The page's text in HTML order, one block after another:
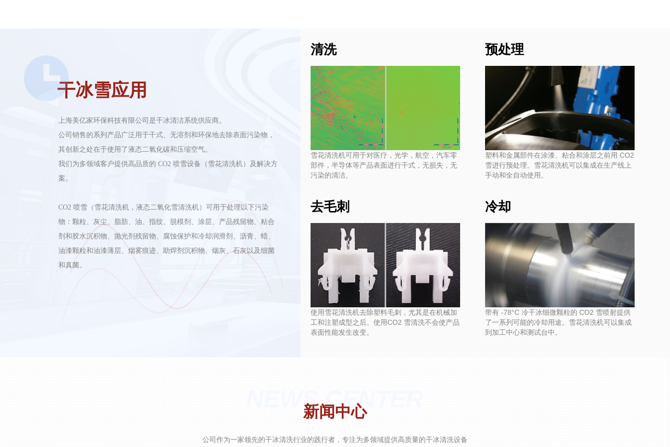
NEWS CENTER
公司作为一家领先的干冰清洗行业的践行者，专注为多领域提供高质量的干冰清洗设备
新闻中心
上海美亿家环保科技有限公司是干冰清洁系统供应商。
公司销售的系列产品广泛用于干式、无溶剂和环保地去除表面污染物，
其创新之处在于使用了液态二氧化碳和压缩空气。
我们为多领域客户提供高品质的 CO2 喷雪设备（雪花清洗机）及解决方
案。
CO2 喷雪（雪花清洗机，液态二氧化雪清洗机）可用于处理以下污染
物：颗粒、灰尘、脂肪、油、指纹、脱模剂、涂层、产品残留物、粘合
剂和胶水沉积物、抛光剂残留物、腐蚀保护和冷却润滑剂、沥青、蜡、
油漆颗粒和油漆薄层、烟雾痕迹、助焊剂沉积物、烟灰、石灰以及细菌
和真菌。
干冰雪应用
清洗
雪花清洗机可用于对医疗，光学，航空，汽车零
部件，半导体等产品表面进行干式，无损失，无
污染的清洁。
预处理
塑料和金属部件在涂漆、粘合和涂层之前用 CO2
雪进行预处理。雪花清洗机可以集成在生产线上
手动和全自动使用。
去毛刺
使用雪花清洗机去除塑料毛刺，尤其是在机械加
工和注塑成型之后。使用CO2 雪清洗不会使产品
表面性能发生改变。
冷却
带有 -78°C 冷干冰细微颗粒的 CO2 雪喷射提供
了一系列可能的冷却用途。雪花清洗机可以集成
到加工中心和测试台中。